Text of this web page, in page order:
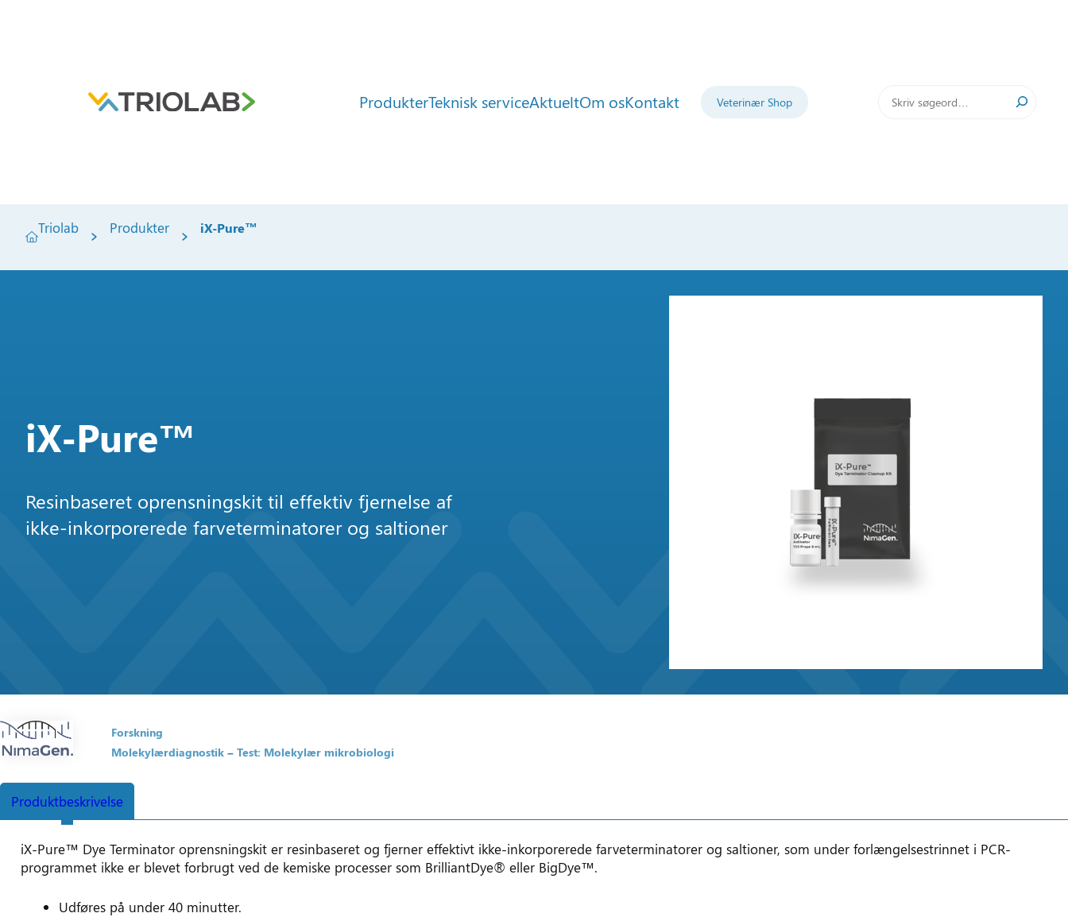
ProdukterTeknisk serviceAktueltOm osKontakt Veterinær Shop
Triolab Produkter iX-Pure™
iX-Pure™
Resinbaseret oprensningskit til effektiv fjernelse af
ikke-inkorporerede farveterminatorer og saltioner
Forskning
Molekylærdiagnostik
Test: Molekylær mikrobiologi
Produktbeskrivelse
iX-Pure™ Dye Terminator oprensningskit er resinbaseret og fjerner effektivt ikke-inkorporerede farveterminatorer og saltioner, som under forlængelsestrinnet i PCR-
programmet ikke er blevet forbrugt ved de kemiske processer som BrilliantDye® eller BigDye™.
Udføres på under 40 minutter.